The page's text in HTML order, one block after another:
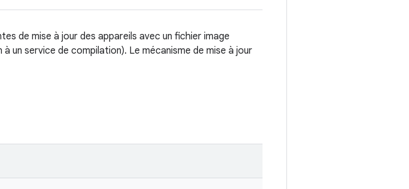
de mise à jour des appareils avec un fichier image
un service de compilation). Le mécanisme de mise à jour